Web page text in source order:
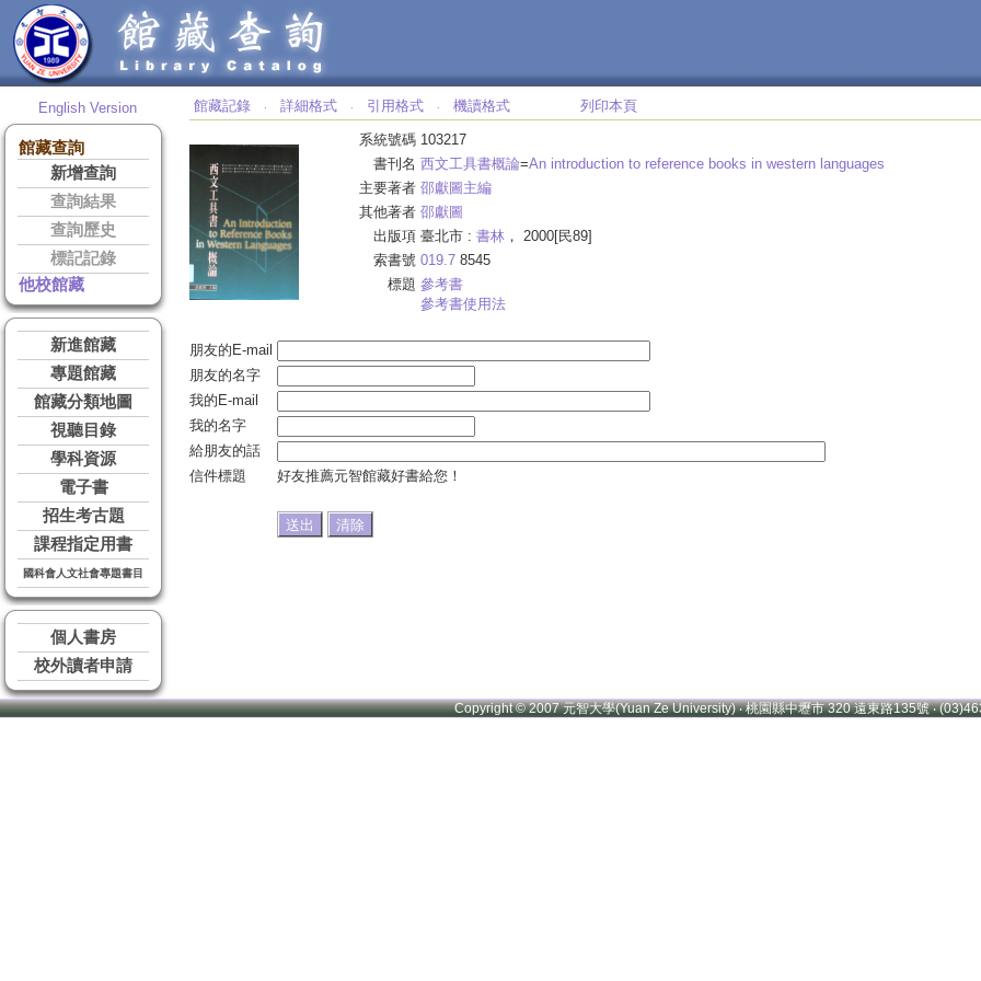
English Version
館藏查詢
新增查詢
查詢結果
查詢歷史
標記記錄
他校館藏
新進館藏
專題館藏
館藏分類地圖
視聽目錄
學科資源
電子書
招生考古題
課程指定用書
國科會人文社會專題書目
個人書房
校外讀者申請
館藏記錄 ‧ 詳細格式 ‧ 引用格式 ‧ 機讀格式 列印本頁
系統號碼 103217
書刊名 西文工具書概論=An introduction to reference books in western languages
主要著者 邵獻圖主編
其他著者 邵獻圖
出版項 臺北市 : 書林 ， 2000[民89]
索書號 019.7 8545
標題 參考書
參考書使用法
朋友的E-mail
朋友的名字
我的E-mail
我的名字
給朋友的話
信件標題
好友推薦元智館藏好書給您！
Copyright © 2007 元智大學(Yuan Ze University) ‧ 桃園縣中壢市 320 遠東路135號 ‧